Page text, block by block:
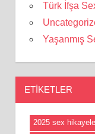
Türk İfşa
Yaşanmış
ETIKETLER
2025 sex